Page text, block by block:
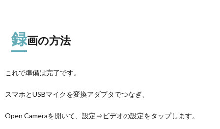
録画の方法
これで準備は完了です。
スマホとUSBマイクを変換アダプタでつなぎ、
Open Cameraを開いて、設定⇒ビデオの設定をタップします。